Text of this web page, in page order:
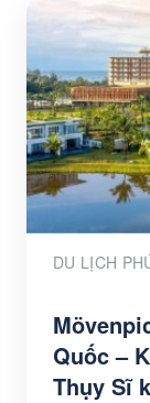
DU LỊCH
Quốc –
Thụy Sĩ